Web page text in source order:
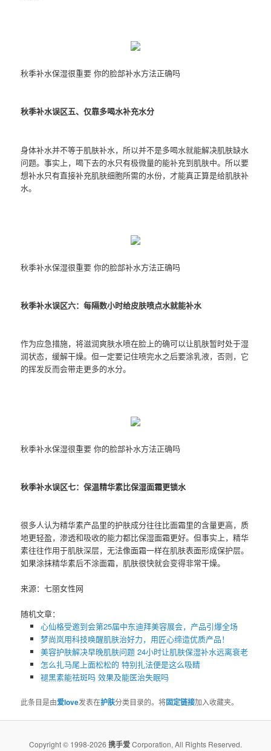
秋季补水保湿很重要 你的脸部补水方法正确吗
秋季补水误区五、仅靠多喝水补充水分
身体补水并不等于肌肤补水，所以并不是多喝水就能解决肌肤缺水
问题。事实上，喝下去的水只有极微量的能补充到肌肤中。所以要
想补水只有直接补充肌肤细胞所需的水份，才能真正算是给肌肤补
水。
秋季补水保湿很重要 你的脸部补水方法正确吗
秋季补水误区六：每隔数小时给皮肤喷点水就能补水
作为应急措施，将滋润爽肤水喷在脸上的确可以让肌肤暂时处于湿
润状态，缓解干燥。但一定要记住喷完水之后要涂乳液，否则，它
的挥发反而会带走更多的水分。
秋季补水保湿很重要 你的脸部补水方法正确吗
秋季补水误区七：保温精华素比保湿面霜更锁水
很多人认为精华素产品里的护肤成分往往比面霜里的含量更高，质
地更轻盈，渗透和吸收的能力都比保湿面霜更好。但事实上，精华
素往往作用于肌肤深层，无法像面霜一样在肌肤表面形成保护层。
如果涂抹精华素后不涂面霜，肌肤很快就会变得非常干燥。
来源：七丽女性网
随机文章：
心仙格受邀到会第25届中东迪拜美容展会，产品引爆全场
梦尚岚用科技唤醒肌肤治好力，用匠心缔造优质产品！
美容护肤解决早晚肌肤问题 24小时让肌肤保湿补水远离衰老
怎么扎马尾上面松松的 特别扎法便是这么吸睛
褪黑素能祛斑吗 效果及能医治失眠吗
此条目是由爱love发表在护肤分类目录的。将固定链接加入收藏夹。
Copyright © 1998-2026 携手爱Corporation, All Rights Reserved.